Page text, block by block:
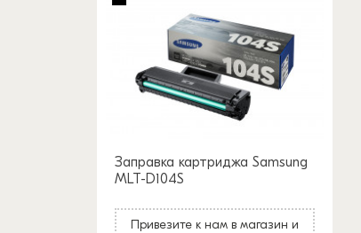
Заправка картриджа Samsung
MLT-D104S
Привезите к нам в магазин и